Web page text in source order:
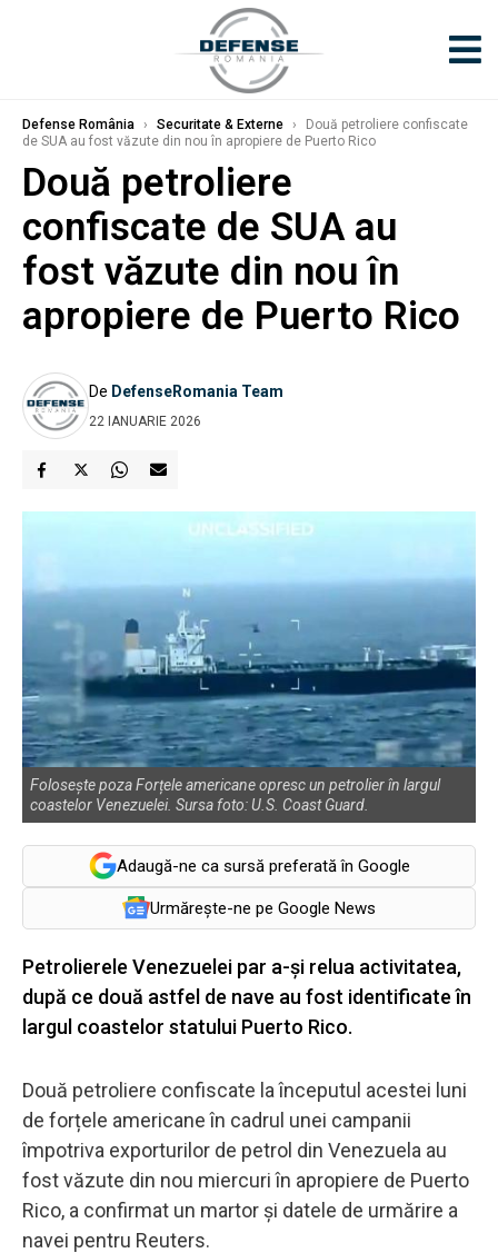
Defense România › Securitate & Externe ›
Două petroliere confiscate
de SUA au fost văzute din nou în apropiere de Puerto Rico
Două petroliere
confiscate de SUA au
fost văzute din nou în
apropiere de Puerto Rico
De DefenseRomania Team
22 IANUARIE 2026
Folosește poza Forțele americane opresc un petrolier în largul
coastelor Venezuelei. Sursa foto: U.S. Coast Guard.
Adaugă-ne ca sursă preferată în Google
Urmărește-ne pe Google News
Petrolierele Venezuelei par a-și relua activitatea,
după ce două astfel de nave au fost identificate în
largul coastelor statului Puerto Rico.
Două petroliere confiscate la începutul acestei luni
de forțele americane în cadrul unei campanii
împotriva exporturilor de petrol din Venezuela au
fost văzute din nou miercuri în apropiere de Puerto
Rico, a confirmat un martor și datele de urmărire a
navei pentru Reuters.